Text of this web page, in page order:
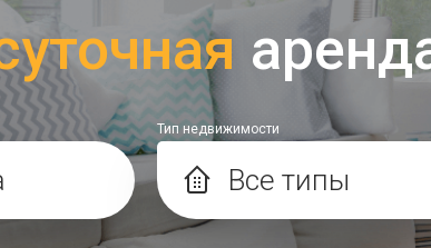
Тип недвижимости